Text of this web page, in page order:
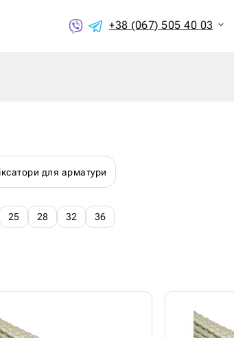
+38 (067) 505 40 03
для арматури
25 28 32 36